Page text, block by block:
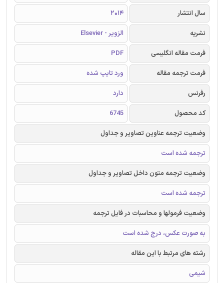
سال انتشار
2014
نشریه
الزویر - Elsevier
فرمت مقاله انگلیسی
PDF
فرمت ترجمه مقاله
ورد تایپ شده
رفرنس
دارد
کد محصول
6745
وضعیت ترجمه عناوین تصاویر و جداول
ترجمه شده است
وضعیت ترجمه متون داخل تصاویر و جداول
ترجمه شده است
وضعیت فرمولها و محاسبات در فایل ترجمه
به صورت عکس، درج شده است
رشته های مرتبط با این مقاله
شیمی